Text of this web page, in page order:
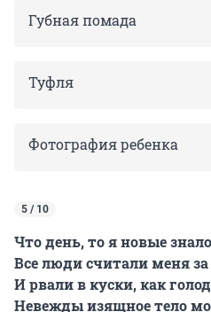
Губная помада
Туфля
Фотография ребенка
5 / 10
Что день, то я новые
Все люди считали меня за
И рвали в куски, как
Невежды изящное тело